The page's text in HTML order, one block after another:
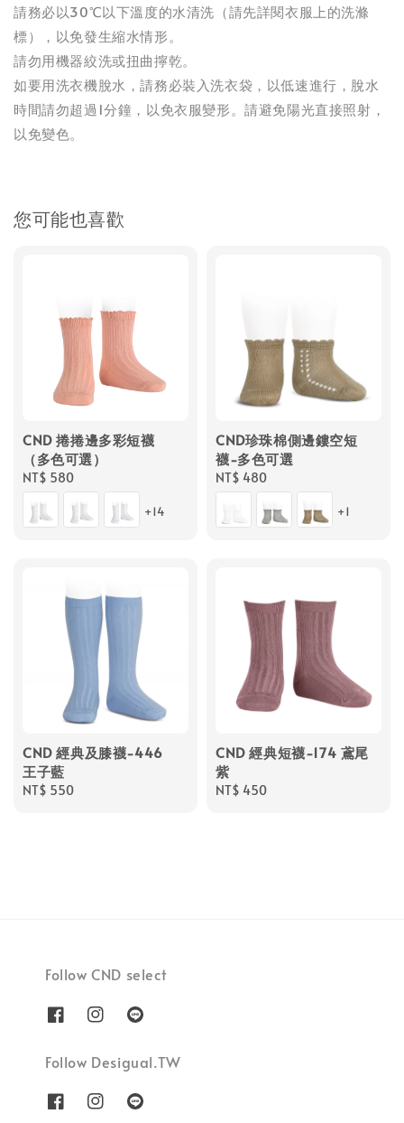
請務必以30℃以下溫度的水清洗（請先詳閱衣服上的洗滌
標），以免發生縮水情形。
請勿用機器絞洗或扭曲擰乾。
如要用洗衣機脫水，請務必裝入洗衣袋，以低速進行，脫水
時間請勿超過1分鐘，以免衣服變形。請避免陽光直接照射，
以免變色。
您可能也喜歡
CND 捲捲邊多彩短襪
（多色可選）
Regular
price
NT$ 580
+14
CND珍珠棉側邊鏤空短
襪-多色可選
Regular
price
NT$ 480
+1
CND 經典及膝襪-446
王子藍
Regular
NT$ 550
CND 經典短襪-174 鳶尾
紫
Regular
NT$ 450
Follow CND select
Follow Desigual.TW